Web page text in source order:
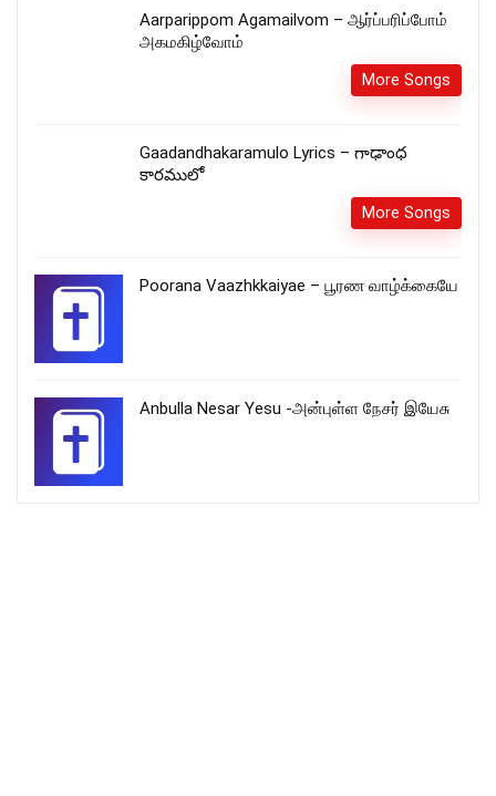
Aarparippom Agamailvom – ஆர்ப்பரிப்போம்
அகமகிழ்வோம்
More Songs
Gaadandhakaramulo Lyrics – గాఢాంధ
కారములో
More Songs
Poorana Vaazhkkaiyae – பூரண வாழ்க்கையே
Anbulla Nesar Yesu -அன்புள்ள நேசர் இயேசு